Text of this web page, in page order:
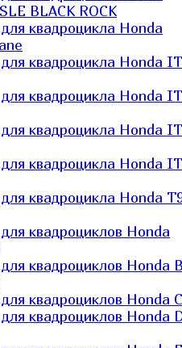
BLACK ROCK
квадроцикла Honda
квадроцикла Honda
квадроцикла Honda
квадроцикла Honda
квадроцикла Honda
квадроцикла Honda
квадроциклов Honda
квадроциклов Honda
квадроциклов Honda
квадроциклов Honda